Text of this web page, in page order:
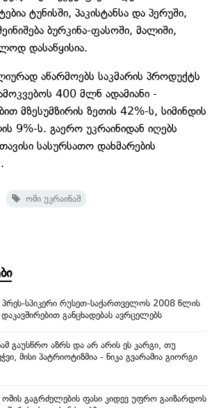
ტუნისში, პაკისტანსა და პერუში,
ბურკინა-ფასოში, მალიში,
დასაწყისია.
აწარმოებს საკმარის პროდუქტს
400 მლნ ადამიანი -
მზესუმზირის ზეთის 42%-ს, სიმინდის
9%-ს. გაერო უკრაინიდან იღებს
სასურსათო დახმარების
ომი უკრაინაშ
პრეს-სპიკერი რუსეთ-საქართველოს 2008 წლის
განცხადებას ავრცელებს
გაუსწრო აზრს და არ არის ეს კარგი, თუ
მისი პატრიოტიზმია - ნიკა გვარამია გიორგი
ომის გაგრძელების ფასი კიდევ უფრო გაიზარდოს